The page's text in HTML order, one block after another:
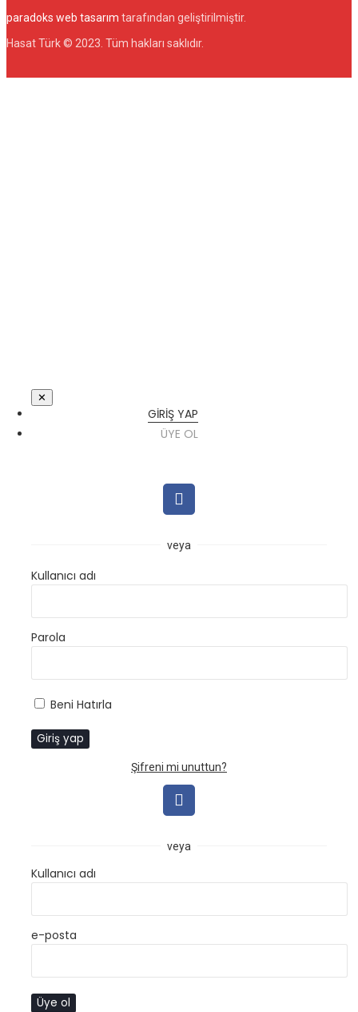
paradoks web tasarım tarafından geliştirilmiştir.
Hasat Türk © 2023. Tüm hakları saklıdır.
✕
GIRIŞ YAP
ÜYE OL
veya
Kullanıcı adı
Parola
Beni Hatırla
Şifreni mi unuttun?
veya
Kullanıcı adı
e-posta